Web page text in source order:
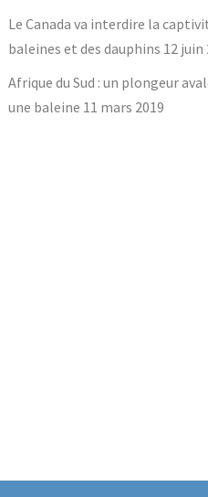
Le Canada va interdire la
baleines et des dauphins 12 juin
Afrique du Sud : un plongeur
une baleine 11 mars 2019